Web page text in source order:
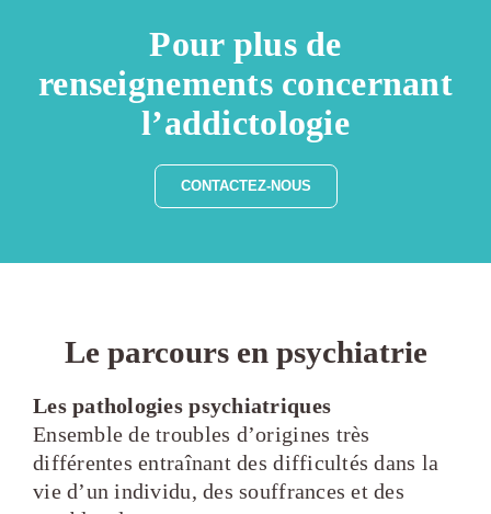
Pour plus de
renseignements concernant
l’addictologie
CONTACTEZ-NOUS
Le parcours en psychiatrie
Les pathologies psychiatriques
Ensemble de troubles d’origines très
différentes entraînant des difficultés dans la
vie d’un individu, des souffrances et des